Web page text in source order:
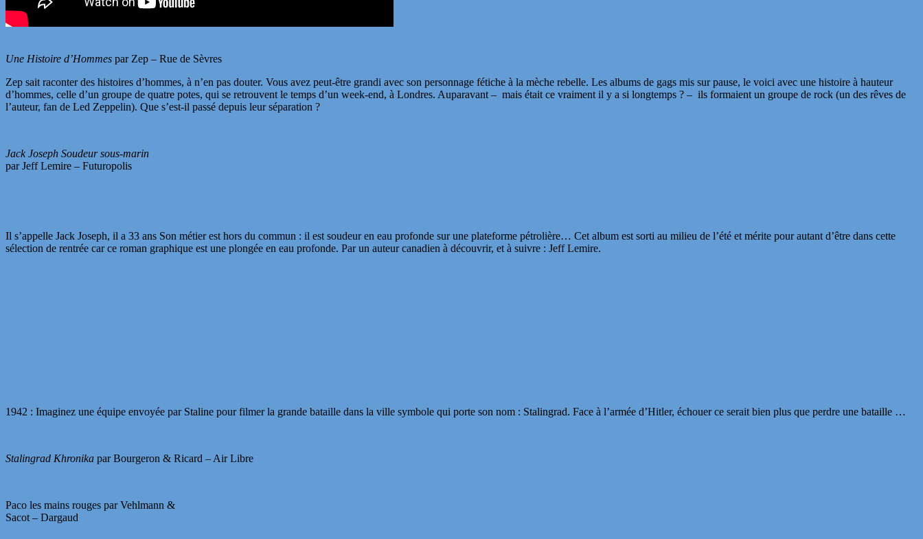
Une Histoire d’Hommes par Zep – Rue de Sèvres
Zep sait raconter des histoires d’hommes, à n’en pas douter. Vous avez peut-être grandi avec son personnage fétiche à la mèche rebelle. Les albums de gags mis sur pause, le voici avec une histoire à hauteur
d’hommes, celle d’un groupe de quatre potes, qui se retrouvent le temps d’un week-end, à Londres. Auparavant – mais était ce vraiment il y a si longtemps ? – ils formaient un groupe de rock (un des rêves de
l’auteur, fan de Led Zeppelin). Que s’est-il passé depuis leur séparation ?
Jack Joseph Soudeur sous-marin
par Jeff Lemire – Futuropolis
Il s’appelle Jack Joseph, il a 33 ans Son métier est hors du commun : il est soudeur en eau profonde sur une plateforme pétrolière… Cet album est sorti au milieu de l’été et mérite pour autant d’être dans cette
sélection de rentrée car ce roman graphique est une plongée en eau profonde. Par un auteur canadien à découvrir, et à suivre : Jeff Lemire.
1942 : Imaginez une équipe envoyée par Staline pour filmer la grande bataille dans la ville symbole qui porte son nom : Stalingrad. Face à l’armée d’Hitler, échouer ce serait bien plus que perdre une bataille …
Stalingrad Khronika par Bourgeron & Ricard – Air Libre
Paco les mains rouges par Vehlmann &
Sacot – Dargaud